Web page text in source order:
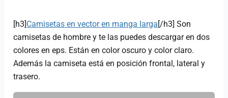
[h3]Camisetas en vector en manga larga[/h3] Son
camisetas de hombre y te las puedes descargar en dos
colores en eps. Están en color oscuro y color claro.
Además la camiseta está en posición frontal, lateral y
trasero.